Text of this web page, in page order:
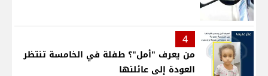
4
من يعرف "أمل"؟ طفلة في الخامسة تنتظر
العودة إلى عائلتها